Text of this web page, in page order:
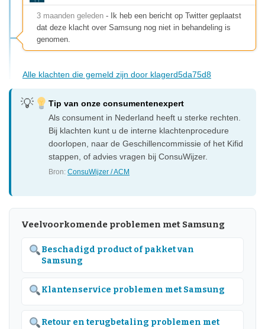
3 maanden geleden - Ik heb een bericht op Twitter geplaatst
dat deze klacht over Samsung nog niet in behandeling is
genomen.
Alle klachten die gemeld zijn door klagerd5da75d8
Tip van onze consumentenexpert
Als consument in Nederland heeft u sterke rechten.
Bij klachten kunt u de interne klachtenprocedure
doorlopen, naar de Geschillencommissie of het Kifid
stappen, of advies vragen bij ConsuWijzer.
Bron:ConsuWijzer / ACM
Veelvoorkomende problemen met Samsung
Beschadigd product of pakket van
Samsung
Klantenservice problemen met Samsung
Retour en terugbetaling problemen met